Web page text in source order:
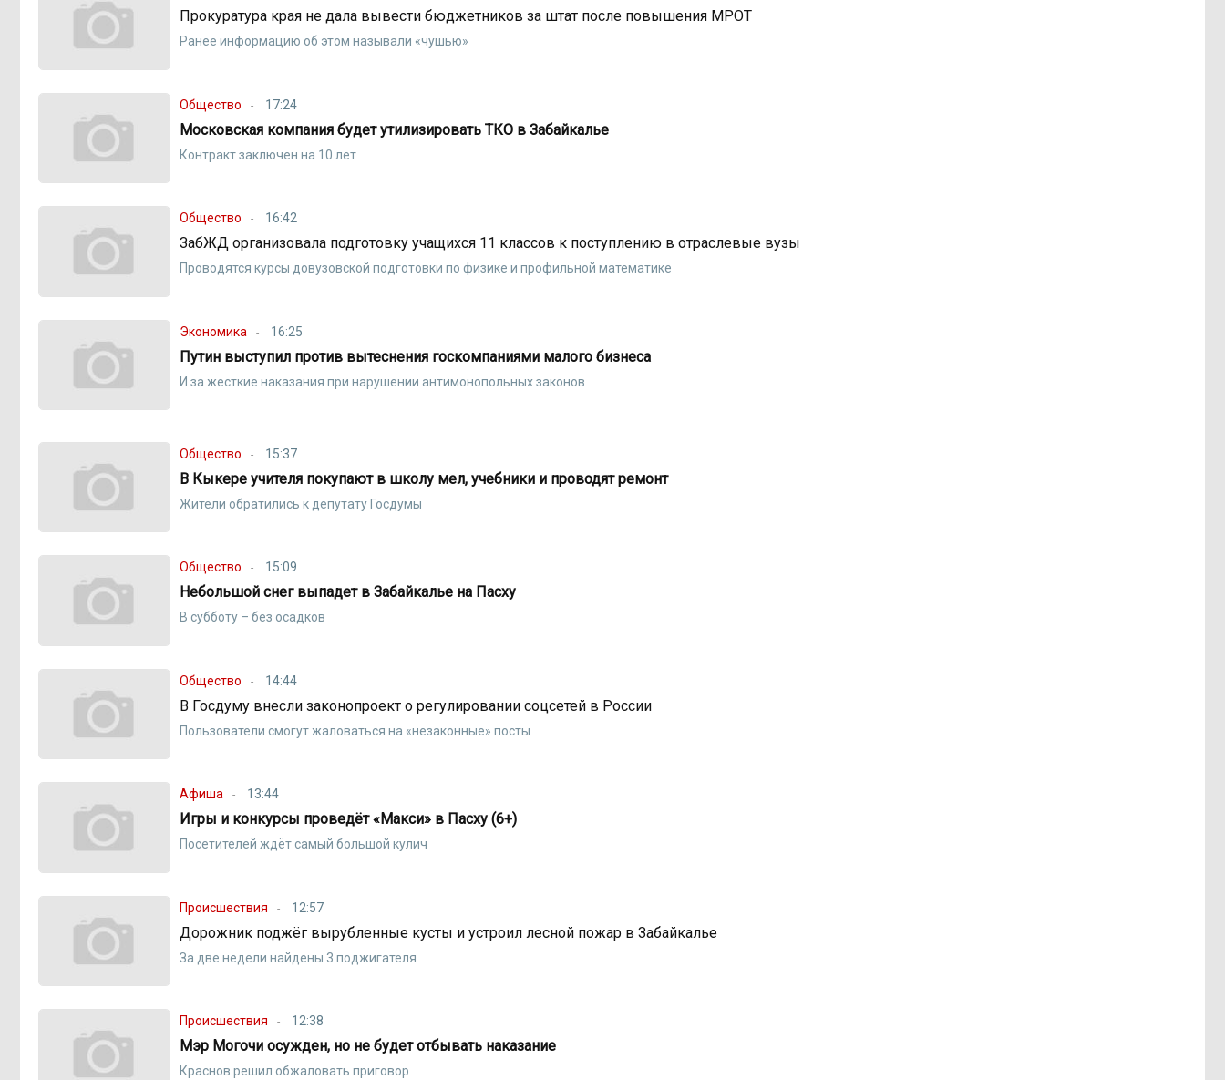
Прокуратура края не дала вывести бюджетников за штат после повышения МРОТ
Ранее информацию об этом называли «чушью»
Общество 17:24
Московская компания будет утилизировать ТКО в Забайкалье
Контракт заключен на 10 лет
Общество 16:42
ЗабЖД организовала подготовку учащихся 11 классов к поступлению в отраслевые вузы
Проводятся курсы довузовской подготовки по физике и профильной математике
Экономика 16:25
Путин выступил против вытеснения госкомпаниями малого бизнеса
И за жесткие наказания при нарушении антимонопольных законов
Общество 15:37
В Кыкере учителя покупают в школу мел, учебники и проводят ремонт
Жители обратились к депутату Госдумы
Общество 15:09
Небольшой снег выпадет в Забайкалье на Пасху
В субботу – без осадков
Общество 14:44
В Госдуму внесли законопроект о регулировании соцсетей в России
Пользователи смогут жаловаться на «незаконные» посты
Афиша 13:44
Игры и конкурсы проведёт «Макси» в Пасху (6+)
Посетителей ждёт самый большой кулич
Происшествия 12:57
Дорожник поджёг вырубленные кусты и устроил лесной пожар в Забайкалье
За две недели найдены 3 поджигателя
Происшествия 12:38
Мэр Могочи осужден, но не будет отбывать наказание
Краснов решил обжаловать приговор